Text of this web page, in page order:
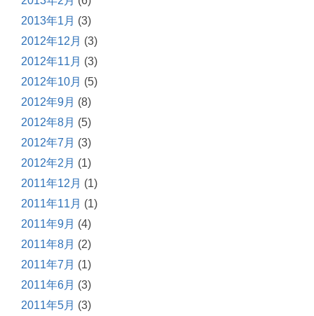
2013年1月 (3)
2012年12月 (3)
2012年11月 (3)
2012年10月 (5)
2012年9月 (8)
2012年8月 (5)
2012年7月 (3)
2012年2月 (1)
2011年12月 (1)
2011年11月 (1)
2011年9月 (4)
2011年8月 (2)
2011年7月 (1)
2011年6月 (3)
2011年5月 (3)